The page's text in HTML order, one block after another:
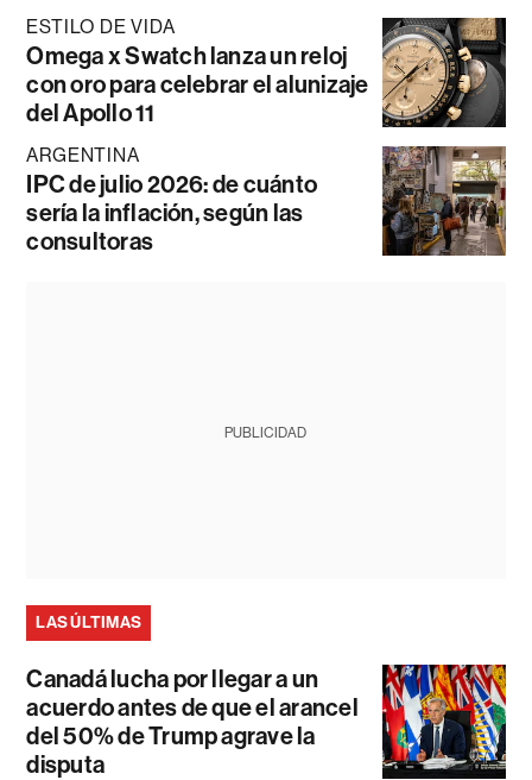
ESTILO DE VIDA
Omega x Swatch lanza un reloj
con oro para celebrar el alunizaje
del Apollo 11
ARGENTINA
IPC de julio 2026: de cuánto
sería la inflación, según las
consultoras
PUBLICIDAD
LAS ÚLTIMAS
Canadá lucha por llegar a un
acuerdo antes de que el arancel
del 50% de Trump agrave la
disputa